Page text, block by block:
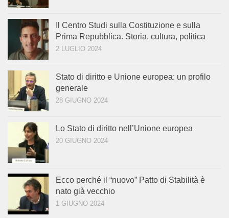
Il Centro Studi sulla Costituzione e sulla
Prima Repubblica. Storia, cultura, politica
2 LUGLIO 2024
Stato di diritto e Unione europea: un profilo
generale
28 GIUGNO 2024
Lo Stato di diritto nell’Unione europea
20 GIUGNO 2024
Ecco perché il “nuovo” Patto di Stabilità è
nato già vecchio
1 GIUGNO 2024